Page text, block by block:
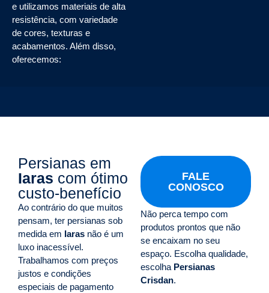
e utilizamos materiais de alta
resistência, com variedade
de cores, texturas e
acabamentos. Além disso,
oferecemos:
Persianas em
Iaras com ótimo
custo-benefício
Ao contrário do que muitos
pensam, ter persianas sob
medida em Iaras não é um
luxo inacessível.
Trabalhamos com preços
justos e condições
especiais de pagamento
FALE
CONOSCO
Não perca tempo com
produtos prontos que não
se encaixam no seu
espaço. Escolha qualidade,
escolha Persianas
Crisdan.